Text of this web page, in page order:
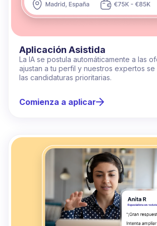
Aplicación Asistida
La IA se postula automáticamente a las
ajustan a tu perfil y nuestros expertos
las candidaturas prioritarias.
Comienza a aplicar